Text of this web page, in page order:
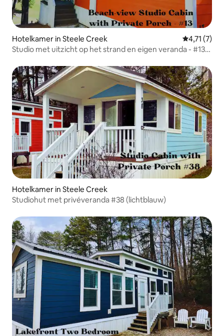
Hotelkamer in Steele Creek
4,71 (7)
Studio met uitzicht op het strand en eigen veranda - #13
Hotelkamer in Steele Creek
Studiohut met privéveranda #38 (lichtblauw)